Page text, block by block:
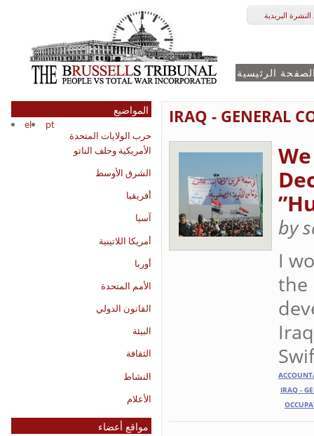
البريدية
الرئيسية
el
pt
حرب الولايات المتحدة
الأمريكية وحلف الناتو
الشرق الأوسط
أفريقيا
آسيا
أمريكا اللاتينية
أوربا
الأمم المتحدة
القانون الدولي
البيئة
الثقافة
النشاط
الأعلام
IRAQ - GENERAL
by
"I
the
IRAQ -